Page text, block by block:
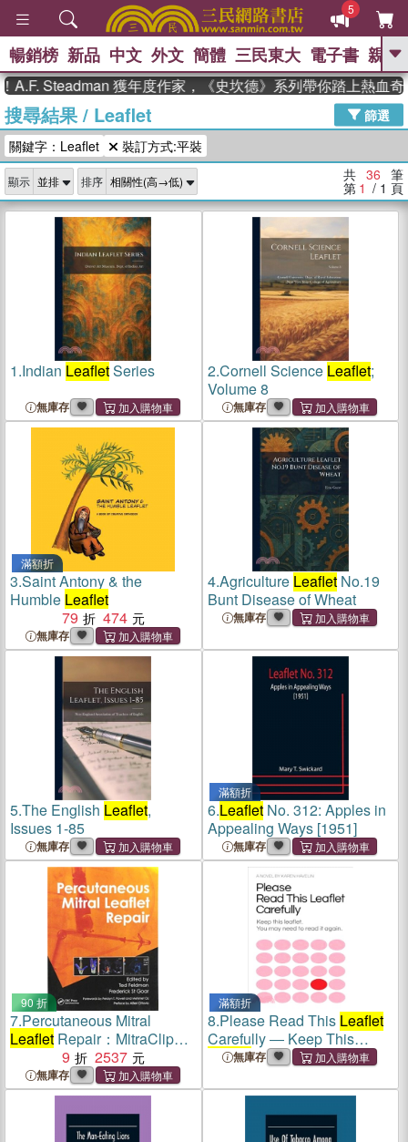
5
GO
The Odyssey 、
父親節 、 如果歷史是一群喵 、 暑期
推薦
念華 、 台灣的李登輝時代 、 數學女
孩：黎曼猜想
偉大的迷走神經
暢銷榜 新品 中文 外文 簡體 三民東大 電子書 親子
獲年度作家，《史坎德》系列帶你踏上熱血奇幻旅程
搜尋結果/ Leaflet
篩選
關鍵字：Leaflet
裝訂方式:平裝
顯示 排序 共 36 筆
第 1 / 1 頁
1.Indian LeafletSeries
無庫存
2.Cornell Science Leaflet;
Volume 8
無庫存
滿額折
3.Saint Antony & the
Humble Leaflet
79
474
無庫存
4.Agriculture LeafletNo.19
Bunt Disease of Wheat
無庫存
5.The English Leaflet,
Issues 1-85
無庫存
滿額折
6.LeafletNo. 312: Apples in
Appealing Ways [1951]
無庫存
90 折
7.Percutaneous Mitral
Leaflet Repair：MitraClip
Therapy for Mitral
Regurgitation
9 2537
無庫存
滿額折
8.Please Read This Leaflet
Carefully ― Keep This
Leaflet. You May Need to
無庫存